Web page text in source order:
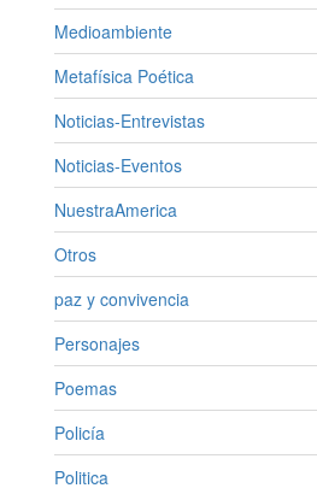
Medioambiente
Metafísica Poética
Noticias-Entrevistas
Noticias-Eventos
NuestraAmerica
Otros
paz y convivencia
Personajes
Poemas
Policía
Politica